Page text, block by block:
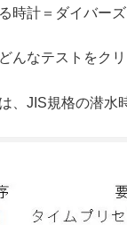
時計＝ダイバー
んなテストをク
、JIS規格の潜水